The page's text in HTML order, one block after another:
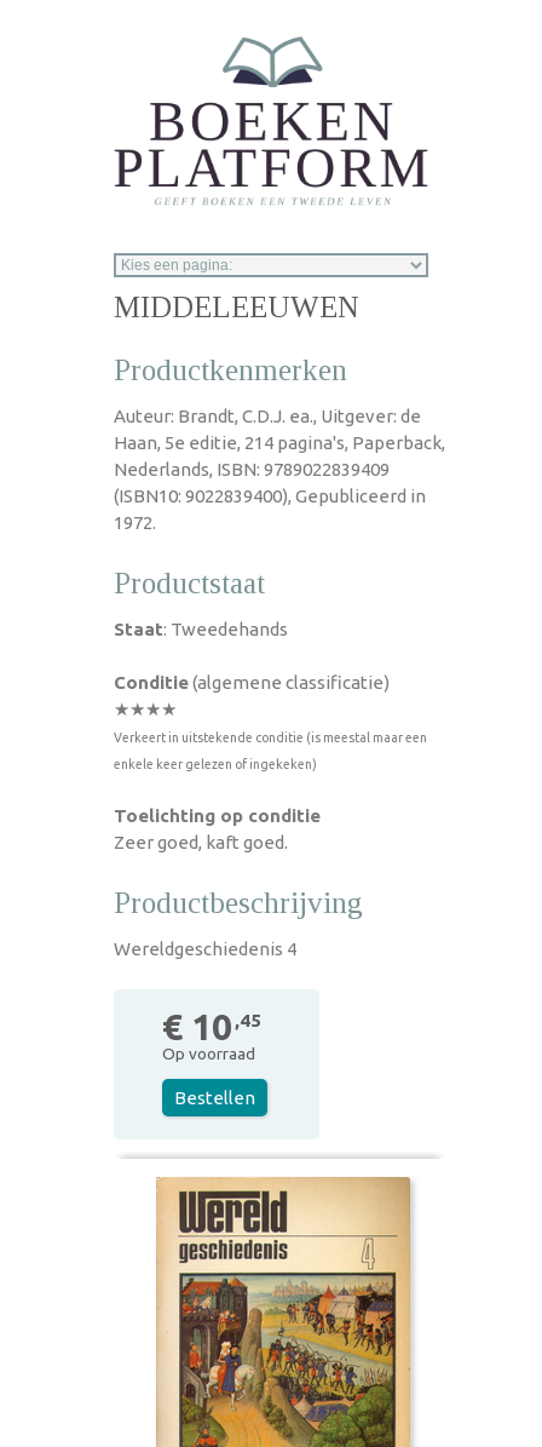
MIDDELEEUWEN
Productkenmerken
Auteur: Brandt, C.D.J. ea., Uitgever: de
Haan, 5e editie, 214 pagina's, Paperback,
Nederlands, ISBN: 9789022839409
(ISBN10: 9022839400), Gepubliceerd in
1972.
Productstaat
Staat: Tweedehands
Conditie(algemene classificatie)
★★★★
Verkeert in uitstekende conditie (is meestal maar een
enkele keer gelezen of ingekeken)
Toelichting op conditie
Zeer goed, kaft goed.
Productbeschrijving
Wereldgeschiedenis 4
€ 10 ,45
Op voorraad
Bestellen